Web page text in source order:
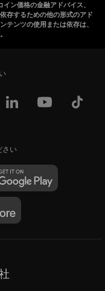
ン価格の金融アドバイス、
存するための他の形式のアド
テンツの使用または依存は、
さい
社